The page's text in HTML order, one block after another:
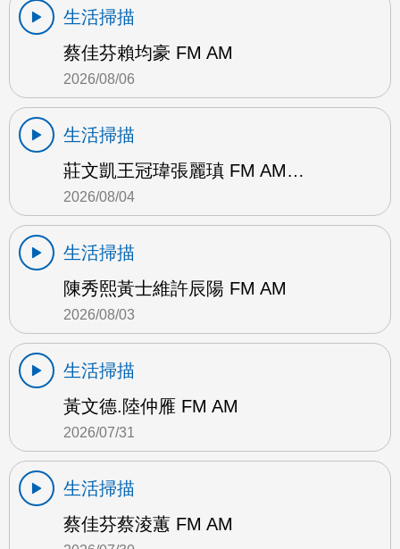
生活掃描
蔡佳芬賴均豪 FM AM
2026/08/06
生活掃描
莊文凱王冠瑋張麗瑱 FM AM…
2026/08/04
生活掃描
陳秀熙黃士維許辰陽 FM AM
2026/08/03
生活掃描
黃文德.陸仲雁 FM AM
2026/07/31
生活掃描
蔡佳芬蔡淩蕙 FM AM